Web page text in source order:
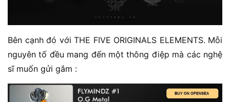
Bên cạnh đó với THE FIVE ORIGINALS ELEMENTS. Mỗi
nguyên tố đều mang đến một thông điệp mà các nghệ
sĩ muốn gửi gắm :